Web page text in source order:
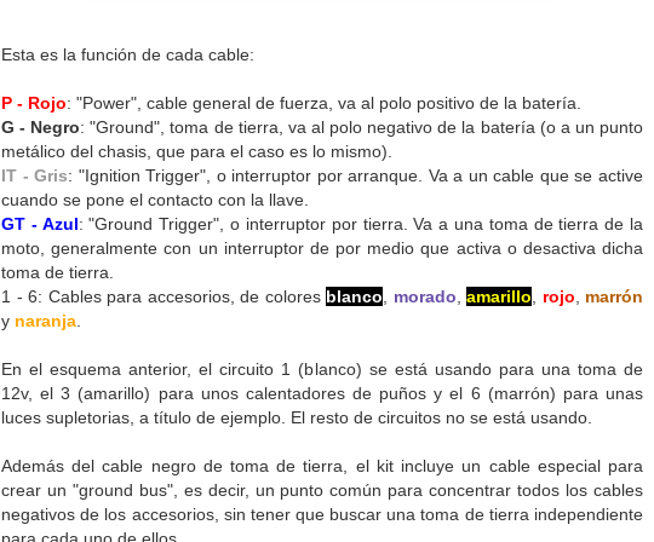
Esta es la función de cada cable:
P - Rojo: "Power", cable general de fuerza, va al polo positivo de la batería.
G - Negro: "Ground", toma de tierra, va al polo negativo de la batería (o a un punto
metálico del chasis, que para el caso es lo mismo).
IT - Gris: "Ignition Trigger", o interruptor por arranque. Va a un cable que se active
cuando se pone el contacto con la llave.
GT - Azul: "Ground Trigger", o interruptor por tierra. Va a una toma de tierra de la
moto, generalmente con un interruptor de por medio que activa o desactiva dicha
toma de tierra.
1 - 6: Cables para accesorios, de colores blanco, morado, amarillo, rojo, marrón
y naranja.
En el esquema anterior, el circuito 1 (blanco) se está usando para una toma de
12v, el 3 (amarillo) para unos calentadores de puños y el 6 (marrón) para unas
luces supletorias, a título de ejemplo. El resto de circuitos no se está usando.
Además del cable negro de toma de tierra, el kit incluye un cable especial para
crear un "ground bus", es decir, un punto común para concentrar todos los cables
negativos de los accesorios, sin tener que buscar una toma de tierra independiente
JAN
6
Rally Dakar 2018 - Comienza el espectáculo
Según escribo estas líneas está comenzando la edición XL del
Rally Dakar, la cita deportiva más importante del año para los
aficionados a las carreras cross-country (y, de hecho, el evento anual
de "Año Nuevo", parece que, en lo sucesivo, va a serlo de "Día de
Reyes". Una cita de obligado seguimiento, en cualquier caso.
24
Completo el artículo anterior con unas cuantas fotos de detalle de
la moto de Joan Pedrero, fotos que tuve la ocasión de tomar ya
de vuelta a nuestro hotel en Erfoud, después de la breve pero excitante